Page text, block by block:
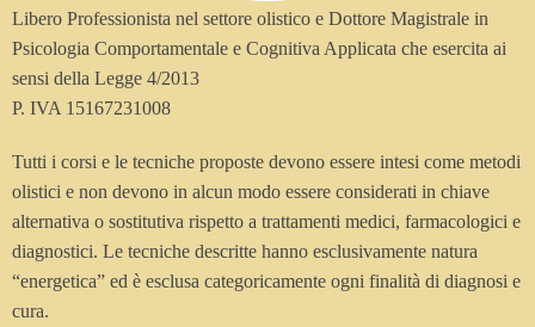
Libero Professionista nel settore olistico e Dottore Magistrale in
Psicologia Comportamentale e Cognitiva Applicata che esercita ai
sensi della Legge 4/2013
P. IVA 15167231008
Tutti i corsi e le tecniche proposte devono essere intesi come metodi
olistici e non devono in alcun modo essere considerati in chiave
alternativa o sostitutiva rispetto a trattamenti medici, farmacologici e
diagnostici. Le tecniche descritte hanno esclusivamente natura
“energetica” ed è esclusa categoricamente ogni finalità di diagnosi e
cura.